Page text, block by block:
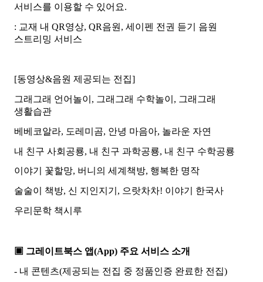
서비스를 이용할 수 있어요.
: 교재 내 QR영상, QR음원, 세이펜 전권 듣기 음원
스트리밍 서비스
[동영상&음원 제공되는 전집]
그래그래 언어놀이, 그래그래 수학놀이, 그래그래
생활습관
베베코알라, 도레미곰, 안녕 마음아, 놀라운 자연
내 친구 사회공룡, 내 친구 과학공룡, 내 친구 수학공룡
이야기 꽃할망, 버니의 세계책방, 행복한 명작
술술이 책방, 신 지인지기, 으랏차차! 이야기 한국사
우리문학 책시루
▣ 그레이트북스 앱(App) 주요 서비스 소개
- 내 콘텐츠(제공되는 전집 중 정품인증 완료한 전집)